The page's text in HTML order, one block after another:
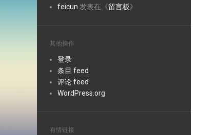
feicun 发表在《留言板》
其他操作
登录
条目 feed
评论 feed
WordPress.org
有情链接